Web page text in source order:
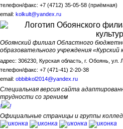
телефон/факс: +7 (4712) 35-05-58 (приёмная)
email: kolkult@yandex.ru
Обоянский филиал Областного
образовательного учреждения «Курский
адрес: 306230, Курская область, г. Обоянь, ул.
телефон/факс: +7 (471-41) 2-20-38
email: obbibkol2014@yandex.ru
Специальная версия сайта
трудности со зрением
!
!
Официальные страницы и группы